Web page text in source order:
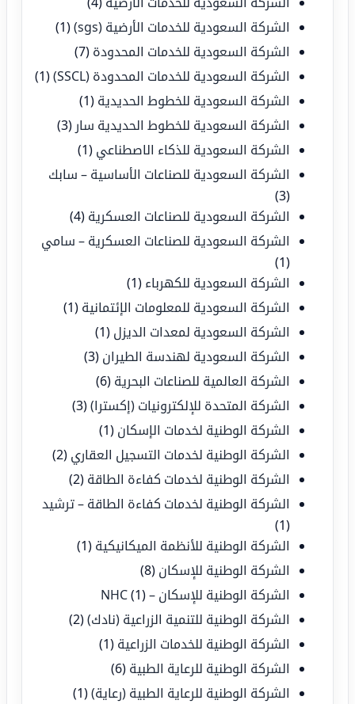
الشركة السعودية للخدمات الأرضية (sgs)
(1)
الشركة السعودية للخدمات المحدودة (7)
الشركة السعودية للخدمات المحدودة (SSCL)
(1)
الشركة السعودية للخطوط الحديدية (1)
الشركة السعودية للخطوط الحديدية سار (3)
الشركة السعودية للذكاء الاصطناعي (1)
الشركة السعودية للصناعات الأساسية – سابك
(3)
الشركة السعودية للصناعات العسكرية (4)
الشركة السعودية للصناعات العسكرية – سامي
(1)
الشركة السعودية للكهرباء (1)
الشركة السعودية للمعلومات الإئتمانية (1)
الشركة السعودية لمعدات الديزل (1)
الشركة السعودية لهندسة الطيران (3)
الشركة العالمية للصناعات البحرية (6)
الشركة المتحدة للإلكترونيات (إكسترا)(3)
الشركة الوطنية لخدمات الإسكان (1)
الشركة الوطنية لخدمات التسجيل العقاري (2)
الشركة الوطنية لخدمات كفاءة الطاقة (2)
الشركة الوطنية لخدمات كفاءة الطاقة – ترشيد
(1)
الشركة الوطنية للأنظمة الميكانيكية (1)
الشركة الوطنية للإسكان (8)
الشركة الوطنية للإسكان – NHC(1)
الشركة الوطنية للتنمية الزراعية (نادك)(2)
الشركة الوطنية للخدمات الزراعية (1)
الشركة الوطنية للرعاية الطبية (6)
الشركة الوطنية للرعاية الطبية (رعاية)(1)